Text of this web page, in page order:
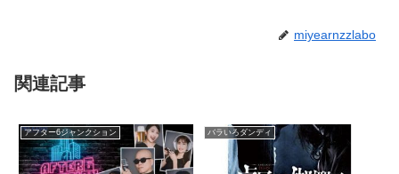
miyearnzzlabo
関連記事
アフター6ジャンクション バラいろダンディ